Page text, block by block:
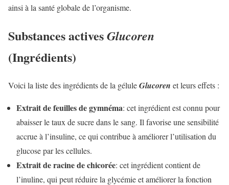
ainsi à la santé globale de l’organisme.
Substances activesGlucoren
(Ingrédients)
Voici la liste des ingrédients de la géluleGlucoren et leurs effets :
Extrait de feuilles de gymnéma: cet ingrédient est connu pour
abaisser le taux de sucre dans le sang. Il favorise une sensibilité
accrue à l’insuline, ce qui contribue à améliorer l’utilisation du
glucose par les cellules.
Extrait de racine de chicorée: cet ingrédient contient de
l’inuline, qui peut réduire la glycémie et améliorer la fonction